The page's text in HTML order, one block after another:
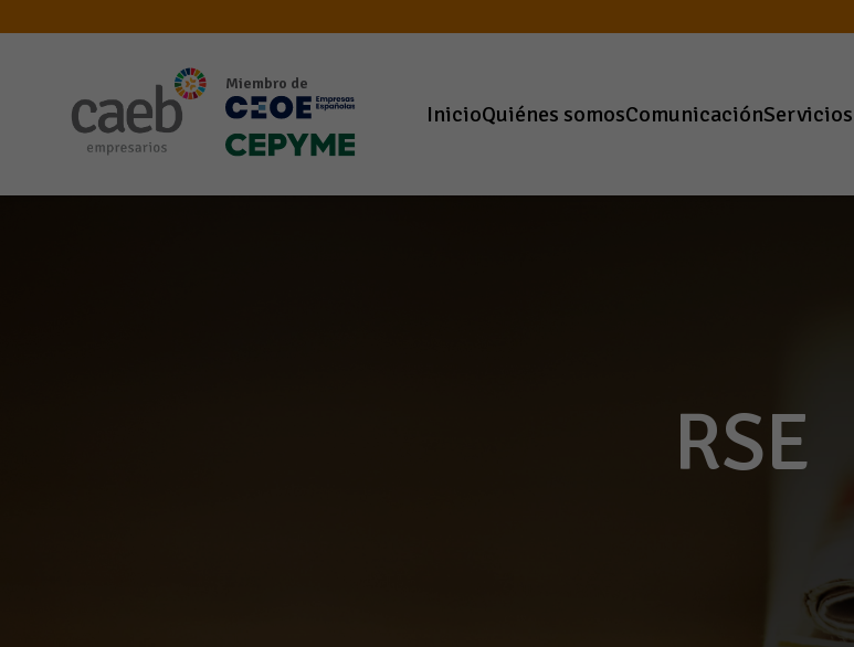
Miembro de
InicioQuiénes somosComunicaciónServicios
RSE